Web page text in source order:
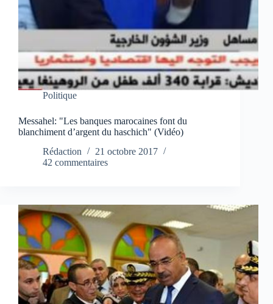
Politique
Messahel: "Les banques marocaines font du
blanchiment d’argent du haschich" (Vidéo)
Rédaction
21 octobre 2017
42 commentaires